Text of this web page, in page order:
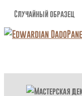
Случайный образец